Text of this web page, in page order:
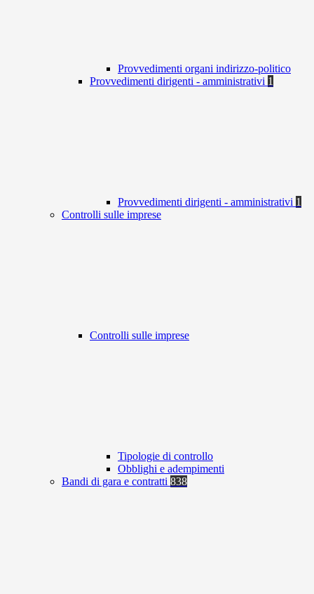
Provvedimenti organi indirizzo-politico
Provvedimenti dirigenti - amministrativi 1
Provvedimenti dirigenti - amministrativi 1
Controlli sulle imprese
Controlli sulle imprese
Tipologie di controllo
Obblighi e adempimenti
Bandi di gara e contratti 838